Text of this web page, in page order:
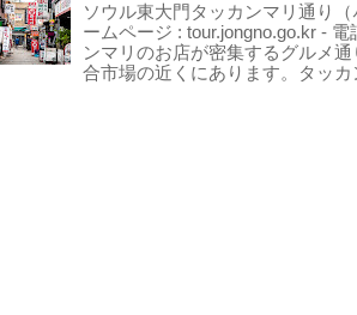
ソウル東大門タッカンマリ通り
ームページ : tour.jongno.go.kr -
ンマリのお店が密集するグルメ
合市場の近くにあります。タッ